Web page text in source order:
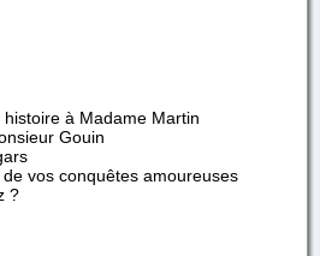
histoire à Madame Martin
Gouin
vos conquêtes amoureuses
?